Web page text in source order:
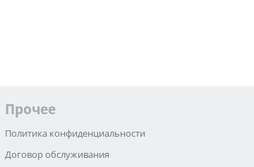
Прочее
Политика конфиденциальности
Договор обслуживания